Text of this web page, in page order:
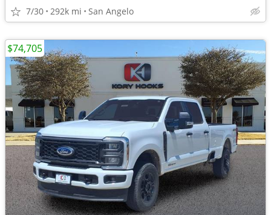
7/30 292k mi San Angelo
$74,705